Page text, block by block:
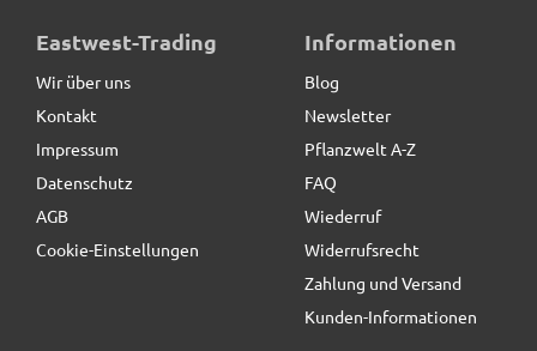
Wand-Pflanzkasten LINEA, anthrazit - jetzt reduziert
19,90 € *statt
Eastwest-Trading
Wir über uns
Kontakt
Impressum
Datenschutz
AGB
Cookie-Einstellungen
Informationen
Blog
Newsletter
Pflanzwelt A-Z
FAQ
Wiederruf
Widerrufsrecht
Zahlung und Versand
Kunden-Informationen